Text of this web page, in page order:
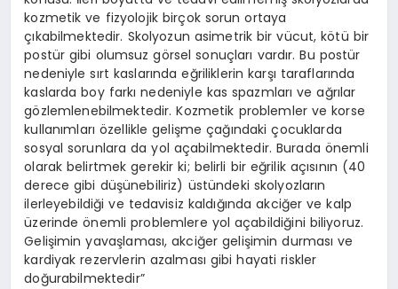
kozmetik ve fizyolojik birçok sorun ortaya
çıkabilmektedir. Skolyozun asimetrik bir vücut, kötü bir
postür gibi olumsuz görsel sonuçları vardır. Bu postür
nedeniyle sırt kaslarında eğriliklerin karşı taraflarında
kaslarda boy farkı nedeniyle kas spazmları ve ağrılar
gözlemlenebilmektedir. Kozmetik problemler ve korse
kullanımları özellikle gelişme çağındaki çocuklarda
sosyal sorunlara da yol açabilmektedir. Burada önemli
olarak belirtmek gerekir ki; belirli bir eğrilik açısının (40
derece gibi düşünebiliriz) üstündeki skolyozların
ilerleyebildiği ve tedavisiz kaldığında akciğer ve kalp
üzerinde önemli problemlere yol açabildiğini biliyoruz.
Gelişimin yavaşlaması, akciğer gelişimin durması ve
kardiyak rezervlerin azalması gibi hayati riskler
doğurabilmektedir”